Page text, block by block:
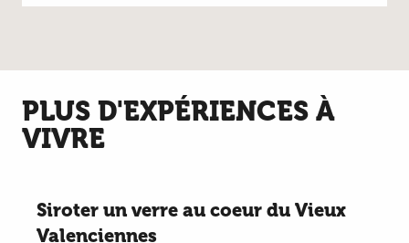
PLUS D'EXPÉRIENCES À
VIVRE
Siroter un verre au coeur du Vieux
Valenciennes